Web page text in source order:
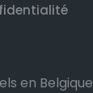
en Belgique